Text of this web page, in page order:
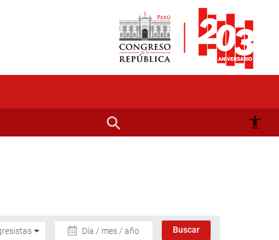
Día / mes / año